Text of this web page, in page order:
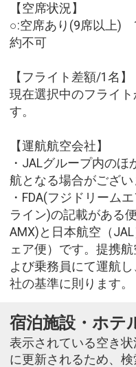
【空席状況】
○:空席あり(9席以上)
約不可
【フライト差額/1名】
現在選択中のフライ
す。
【運航航空会社】
・JALグループ内の
航となる場合がござい
・FDA(フジドリーム
ライン)の記載がある
AMX)と日本航空（
ェア便）です。提携
よび乗務員にて運航
社の基準に則ります。
宿泊施設・ホテ
表示されている空き
に更新されるため、